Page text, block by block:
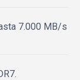
7.000 MB/s